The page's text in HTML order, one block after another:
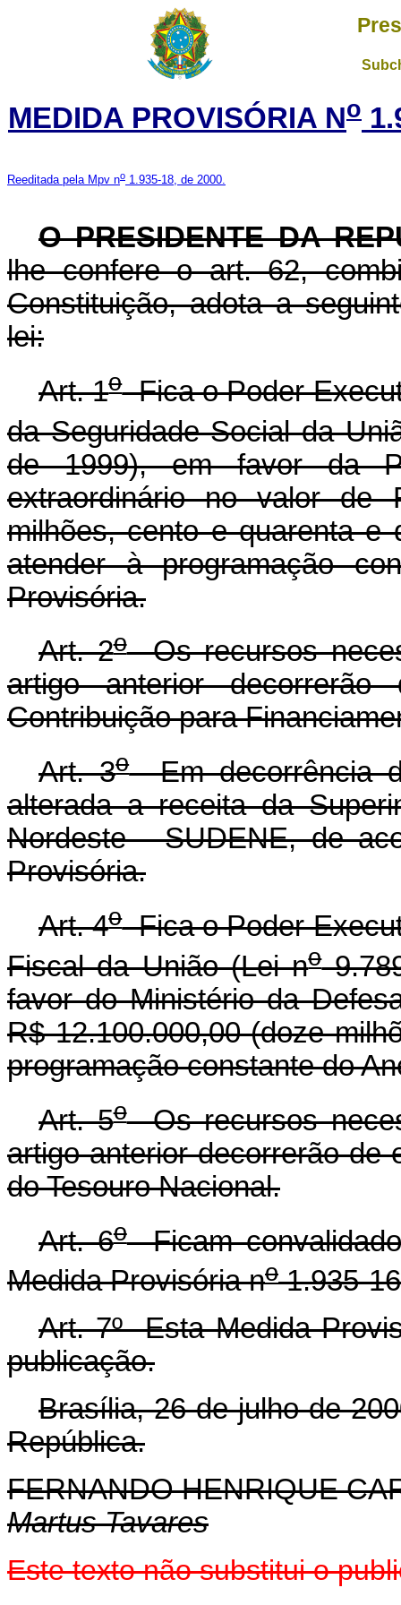
MEDIDA PROVISÓRIA No
Reeditada pela Mpv no 1.935-18, de 2000.
O PRESIDENTE DA
lhe confere o art. 62,
Constituição, adota a
lei:
Art. 1oFica o Poder
da Seguridade Social da
de 1999), em favor da
extraordinário no valor de
milhões, cento e quarenta e
atender à programação
Provisória.
Art. 2oOs recursos
artigo anterior
Contribuição para
Art. 3oEm decorrência
alterada a receita da
Nordeste - SUDENE, de
Provisória.
Art. 4oFica o Poder
Fiscal da União (Lei no
favor do Ministério da
R$ 12.100.000,00 (doze
programação constante do
Art. 5oOs recursos
artigo anterior decorrerão de
do Tesouro Nacional.
Art. 6oFicam
Medida Provisória no1.935-
Art. 7º Esta Medida
publicação.
Brasília, 26 de julho de
República.
FERNANDO HENRIQUE
Martus Tavares
Este texto não substitui o